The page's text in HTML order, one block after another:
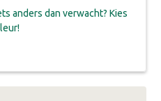
anders dan verwacht? Kies